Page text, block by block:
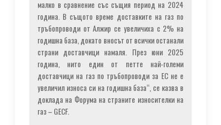
малко в сравнение със същия период на 2024
година. В същото време доставките на газ по
тръбопроводи от Алжир се увеличиха с 2% на
годишна база, докато вносът от всички останали
страни доставчици намаля. През юни 2025
година, нито един от петте най-големи
доставчици на газ по тръбопроводи за ЕС не е
увеличил износа си на годишна база“, се казва в
доклада на Форума на страните износителки на
газ – GECF.